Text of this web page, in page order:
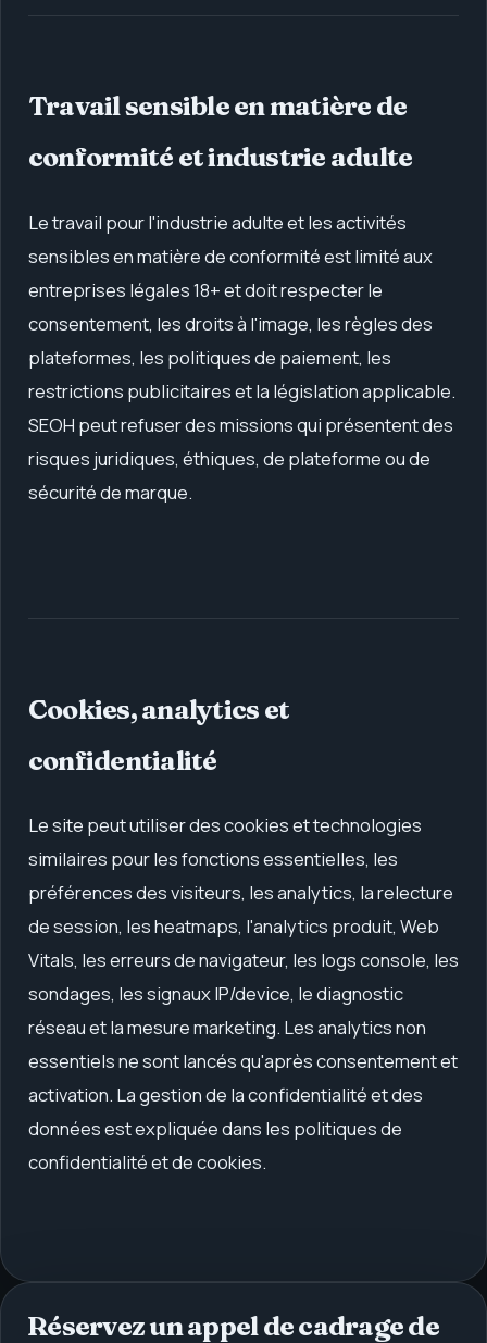
Travail sensible en matière de
conformité et industrie adulte
Le travail pour l'industrie adulte et les activités
sensibles en matière de conformité est limité aux
entreprises légales 18+ et doit respecter le
consentement, les droits à l'image, les règles des
plateformes, les politiques de paiement, les
restrictions publicitaires et la législation applicable.
SEOH peut refuser des missions qui présentent des
risques juridiques, éthiques, de plateforme ou de
sécurité de marque.
Cookies, analytics et
confidentialité
Le site peut utiliser des cookies et technologies
similaires pour les fonctions essentielles, les
préférences des visiteurs, les analytics, la relecture
de session, les heatmaps, l'analytics produit, Web
Vitals, les erreurs de navigateur, les logs console, les
sondages, les signaux IP/device, le diagnostic
réseau et la mesure marketing. Les analytics non
essentiels ne sont lancés qu'après consentement et
activation. La gestion de la confidentialité et des
données est expliquée dans les politiques de
confidentialité et de cookies.
Réservez un appel de cadrage de